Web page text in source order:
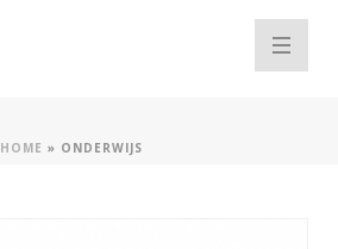
HOME » ONDERWIJS